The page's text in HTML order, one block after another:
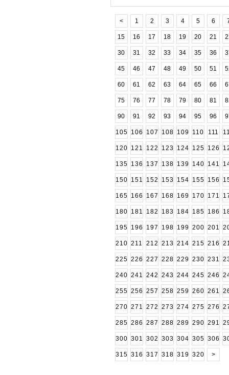
< 1 2 3 4 5 6
15 16 17 18 19 20 21
30 31 32 33 34 35 36
45 46 47 48 49 50 51
60 61 62 63 64 65 66
75 76 77 78 79 80 81
90 91 92 93 94 95 96
105 106 107 108 109 110 111
120 121 122 123 124 125 126
135 136 137 138 139 140 141
150 151 152 153 154 155 156
165 166 167 168 169 170 171
180 181 182 183 184 185 186
195 196 197 198 199 200 201
210 211 212 213 214 215 216
225 226 227 228 229 230 231
240 241 242 243 244 245 246
255 256 257 258 259 260 261
270 271 272 273 274 275 276
285 286 287 288 289 290 291
300 301 302 303 304 305 306
315 316 317 318 319 320 >